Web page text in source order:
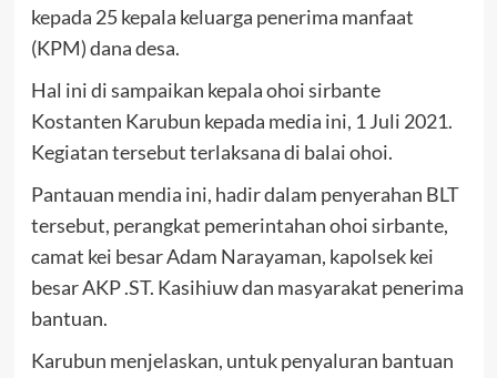
kepada 25 kepala keluarga penerima manfaat
(KPM) dana desa.
Hal ini di sampaikan kepala ohoi sirbante
Kostanten Karubun kepada media ini, 1 Juli 2021.
Kegiatan tersebut terlaksana di balai ohoi.
Pantauan mendia ini, hadir dalam penyerahan BLT
tersebut, perangkat pemerintahan ohoi sirbante,
camat kei besar Adam Narayaman, kapolsek kei
besar AKP .ST. Kasihiuw dan masyarakat penerima
bantuan.
Karubun menjelaskan, untuk penyaluran bantuan